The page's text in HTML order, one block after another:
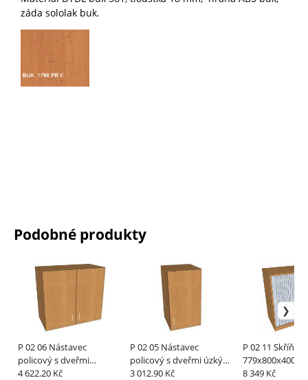
záda sololak buk.
Podobné produkty
P 02 06 Nástavec
policový s dveřmi
730x800x419 mm
4 622.20 Kč
P 02 05 Nástavec
policový s dveřmi úzký
730x400x419 mm
3 012.90 Kč
P 02 11 Skříň žaluziová
779x800x400
8 349 Kč